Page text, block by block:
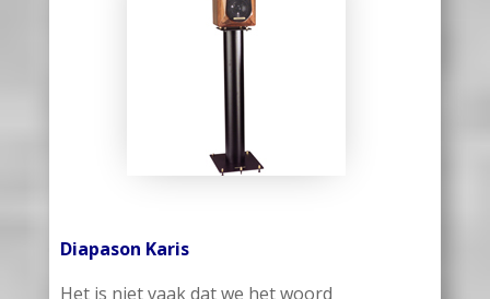
Diapason Karis
Het is niet vaak dat we het woord